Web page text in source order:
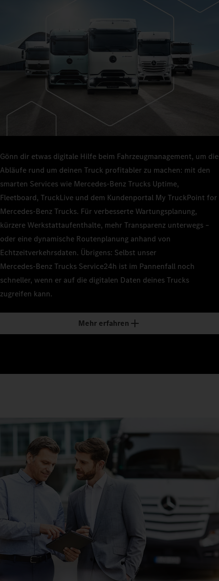
Gönn dir etwas digitale Hilfe beim Fahrzeugmanagement, um die
Abläufe rund um deinen Truck profitabler zu machen: mit den
smarten Services wie Mercedes‑Benz Trucks Uptime,
Fleetboard, TruckLive und dem Kundenportal My TruckPoint for
Mercedes‑Benz Trucks. Für verbesserte Wartungsplanung,
kürzere Werkstattaufenthalte, mehr Transparenz unterwegs –
oder eine dynamische Routenplanung anhand von
Echtzeitverkehrsdaten. Übrigens: Selbst unser
Mercedes‑Benz Trucks Service24h ist im Pannenfall noch
schneller, wenn er auf die digitalen Daten deines Trucks
zugreifen kann.
Mehr erfahren